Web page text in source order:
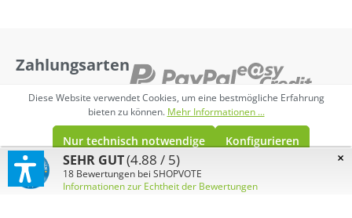
Zahlungsarten
Versand
ab 49€ versandkostenfrei in DE
Diese Website verwendet Cookies, um eine bestmögliche Erfahrung
bieten zu können. Mehr Informationen ...
Nur technisch notwendige Konfigurieren
Alle Cookies akzeptieren
×
SEHR GUT(4.88 / 5)
18 Bewertungen bei SHOPVOTE
Informationen zur Echtheit der Bewertungen